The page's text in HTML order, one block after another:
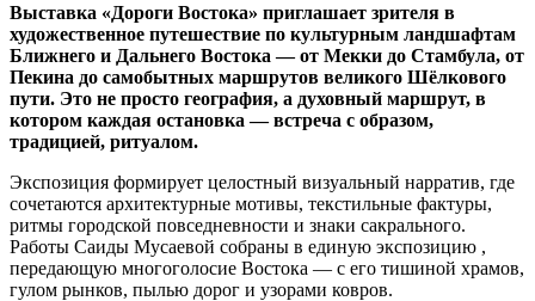
Выставка «Дороги Востока» приглашает зрителя в
художественное путешествие по культурным ландшафтам
Ближнего и Дальнего Востока — от Мекки до Стамбула, от
Пекина до самобытных маршрутов великого Шёлкового
пути. Это не просто география, а духовный маршрут, в
котором каждая остановка — встреча с образом,
традицией, ритуалом.
Экспозиция формирует целостный визуальный нарратив, где
сочетаются архитектурные мотивы, текстильные фактуры,
ритмы городской повседневности и знаки сакрального.
Работы Саиды Мусаевой собраны в единую экспозицию ,
передающую многоголосие Востока — с его тишиной храмов,
гулом рынков, пылью дорог и узорами ковров.